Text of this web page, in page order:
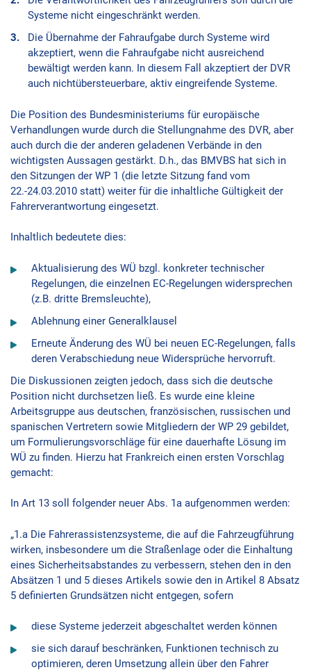
Systeme nicht eingeschränkt werden.
Die Übernahme der Fahraufgabe durch Systeme wird
akzeptiert, wenn die Fahraufgabe nicht ausreichend
bewältigt werden kann. In diesem Fall akzeptiert der DVR
auch nichtübersteuerbare, aktiv eingreifende Systeme.
Die Position des Bundesministeriums für europäische
Verhandlungen wurde durch die Stellungnahme des DVR, aber
auch durch die der anderen geladenen Verbände in den
wichtigsten Aussagen gestärkt. D.h., das BMVBS hat sich in
den Sitzungen der WP 1 (die letzte Sitzung fand vom
22.-24.03.2010 statt) weiter für die inhaltliche Gültigkeit der
Fahrerverantwortung eingesetzt.
Inhaltlich bedeutete dies:
Aktualisierung des WÜ bzgl. konkreter technischer
Regelungen, die einzelnen EC-Regelungen widersprechen
(z.B. dritte Bremsleuchte),
Ablehnung einer Generalklausel
Erneute Änderung des WÜ bei neuen EC-Regelungen, falls
deren Verabschiedung neue Widersprüche hervorruft.
Die Diskussionen zeigten jedoch, dass sich die deutsche
Position nicht durchsetzen ließ. Es wurde eine kleine
Arbeitsgruppe aus deutschen, französischen, russischen und
spanischen Vertretern sowie Mitgliedern der WP 29 gebildet,
um Formulierungsvorschläge für eine dauerhafte Lösung im
WÜ zu finden. Hierzu hat Frankreich einen ersten Vorschlag
gemacht:
In Art 13 soll folgender neuer Abs. 1a aufgenommen werden:
„1.a Die Fahrerassistenzsysteme, die auf die Fahrzeugführung
wirken, insbesondere um die Straßenlage oder die Einhaltung
eines Sicherheitsabstandes zu verbessern, stehen den in den
Absätzen 1 und 5 dieses Artikels sowie den in Artikel 8 Absatz
5 definierten Grundsätzen nicht entgegen, sofern
diese Systeme jederzeit abgeschaltet werden können
sie sich darauf beschränken, Funktionen technisch zu
optimieren, deren Umsetzung allein über den Fahrer